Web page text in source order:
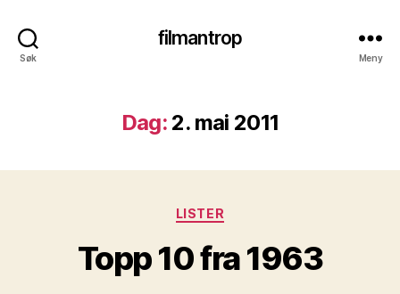
Søk
filmantrop
Meny
Dag: 2. mai 2011
Kategorier
LISTER
Topp 10 fra 1963